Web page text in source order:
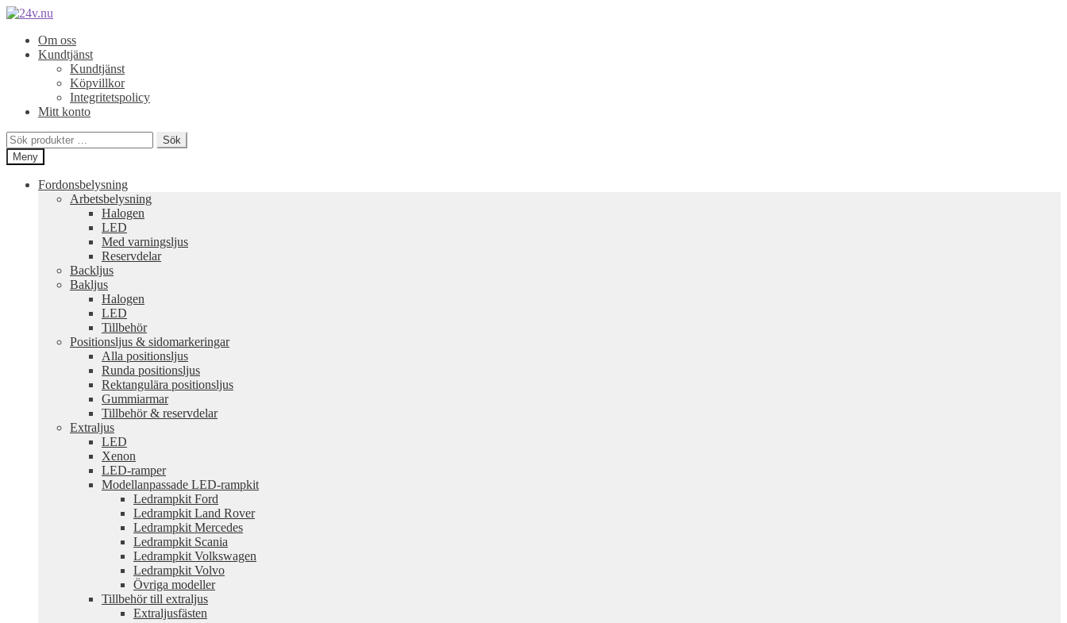
Hoppa
navigering
Hoppa
innehållOm oss
Kundtjänst
Kundtjänst
Köpvillkor
Integritetspolicy
Mitt konto
Sök
efter:
Sök
Meny
Fordonsbelysning
Arbetsbelysning
Halogen
LED
Med varningsljus
Reservdelar
Backljus
Bakljus
Halogen
LED
Tillbehör
Positionsljus & sidomarkeringar
Alla positionsljus
Runda positionsljus
Rektangulära positionsljus
Gummiarmar
Tillbehör & reservdelar
Extraljus
LED
Xenon
LED-ramper
Modellanpassade LED-rampkit
Ledrampkit Ford
Ledrampkit Land Rover
Ledrampkit Mercedes
Ledrampkit Scania
Ledrampkit Volkswagen
Ledrampkit Volvo
Övriga modeller
Tillbehör till extraljus
Extraljusfästen